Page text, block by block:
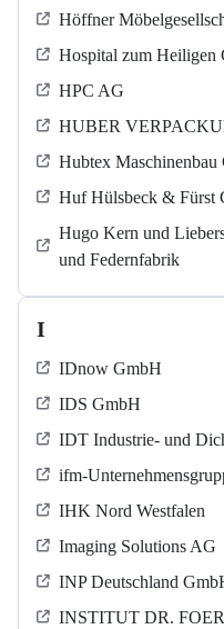
Höffner
Hospital zum
HPC AG
HUBER
Hubtex
Huf Hülsbeck & Fürst
Hugo Kern und
und Federnfabrik
I
IDnow GmbH
IDS GmbH
IDT Industrie- und
ifm-
IHK Nord Westfalen
Imaging Solutions AG
INP Deutschland
INSTITUT DR.